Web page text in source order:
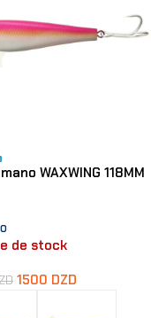
WAXWING 118MM
de stock
1500 DZD